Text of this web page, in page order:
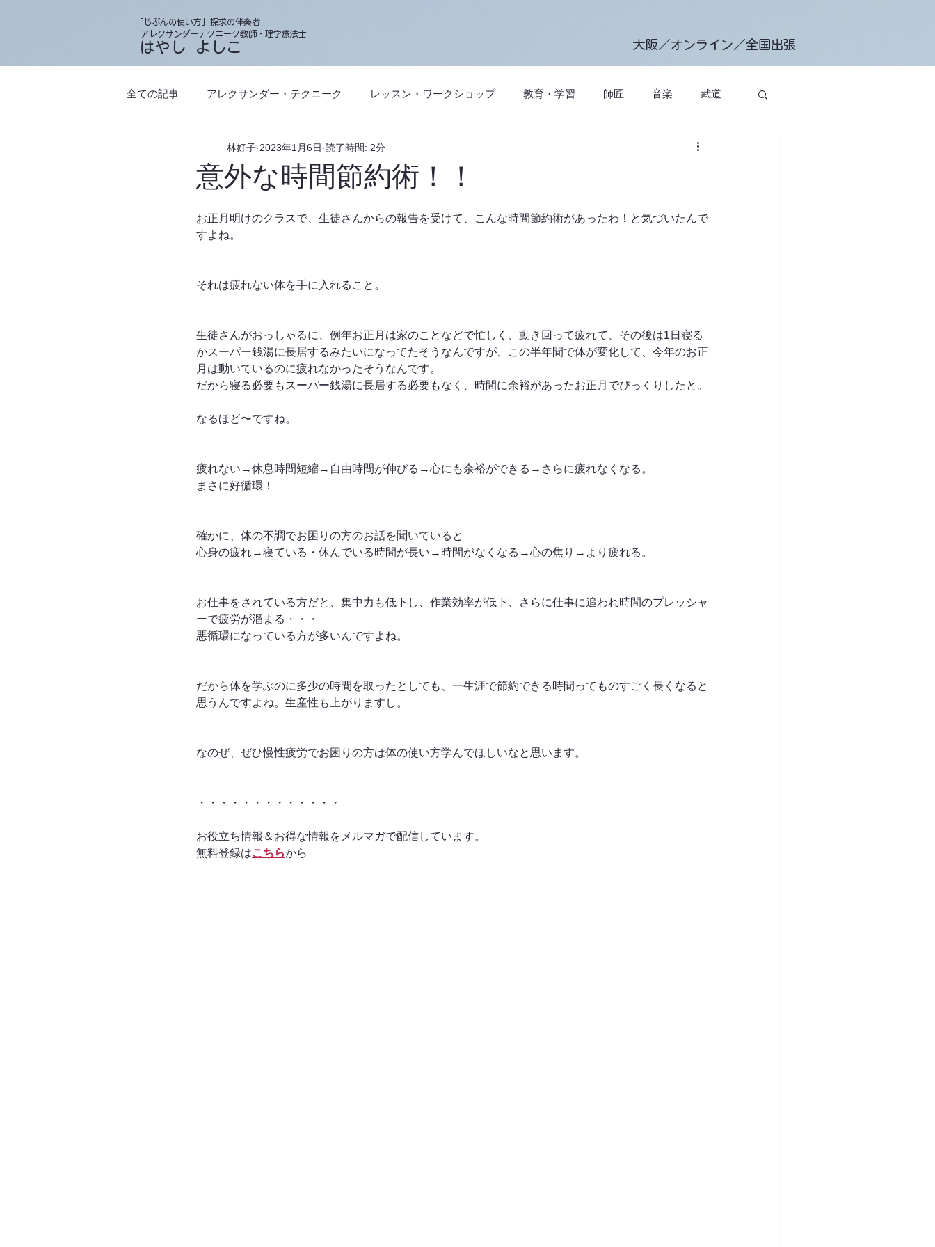
「じぶんの使い方」探求の伴奏者
アレクサンダーテクニーク教師・理学療法士
​ はやし よしこ 大阪／オンライン／全国出張
全ての記事 アレクサンダー・テクニーク レッスン・ワークショップ 教育・学習 師匠 音楽 武道
身体の使い方・じぶんの使い方 ベーシックコース エクササイズクラス
意外な時間節約術！！
林好子 2023年1月6日 読了時間: 2分
お正月明けのクラスで、生徒さんからの報告を受けて、こんな時間節約術があったわ！と気づいたんで
すよね。
それは疲れない体を手に入れること。
生徒さんがおっしゃるに、例年お正月は家のことなどで忙しく、動き回って疲れて、その後は1日寝る
かスーパー銭湯に長居するみたいになってたそうなんですが、この半年間で体が変化して、今年のお正
月は動いているのに疲れなかったそうなんです。
だから寝る必要もスーパー銭湯に長居する必要もなく、時間に余裕があったお正月でびっくりしたと。
なるほど〜ですね。
疲れない→休息時間短縮→自由時間が伸びる→心にも余裕ができる→さらに疲れなくなる。
まさに好循環！
確かに、体の不調でお困りの方のお話を聞いていると
心身の疲れ→寝ている・休んでいる時間が長い→時間がなくなる→心の焦り→より疲れる。
お仕事をされている方だと、集中力も低下し、作業効率が低下、さらに仕事に追われ時間のプレッシャ
ーで疲労が溜まる・・・
悪循環になっている方が多いんですよね。
だから体を学ぶのに多少の時間を取ったとしても、一生涯で節約できる時間ってものすごく長くなると
思うんですよね。生産性も上がりますし。
なのぜ、ぜひ慢性疲労でお困りの方は体の使い方学んでほしいなと思います。
・・・・・・・・・・・・・
お役立ち情報＆お得な情報をメルマガで配信しています。
無料登録はこちらから